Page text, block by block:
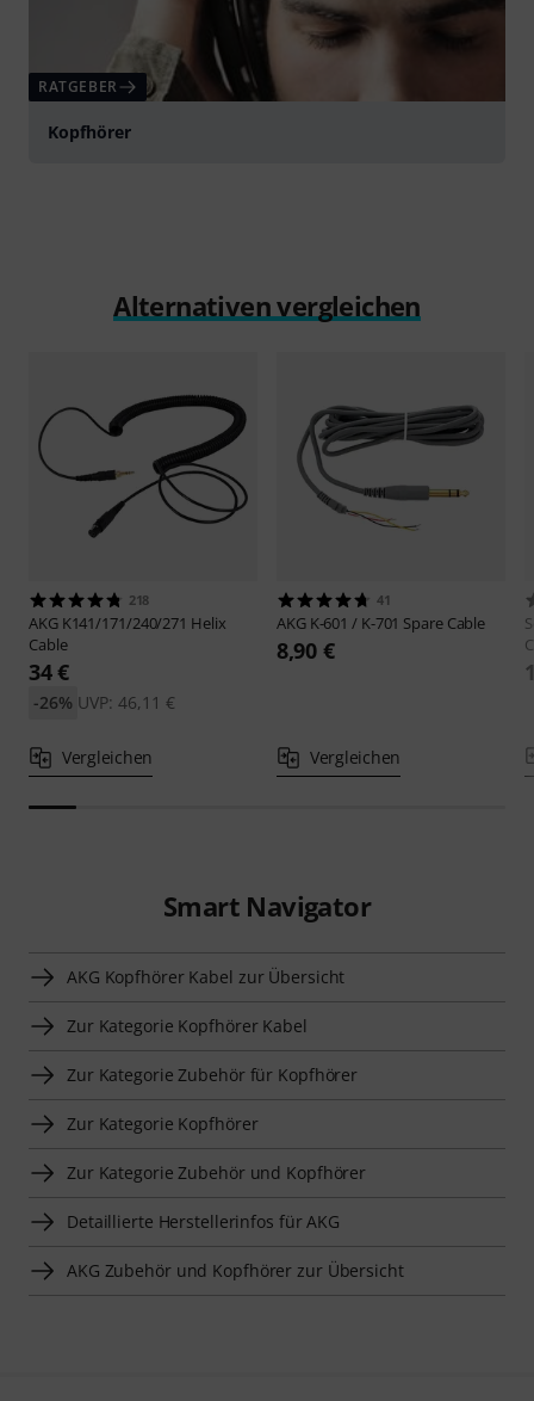
RATGEBER
Kopfhörer
Alternativen vergleichen
218
AKG K141/171/240/271 Helix
Cable
34 €
UVP: 46,11 €
-26%
Vergleichen
41
AKG K-601 / K-701 Spare Cable
8,90 €
Vergleichen
Smart Navigator
AKG Kopfhörer Kabel zur Übersicht
Zur Kategorie Kopfhörer Kabel
Zur Kategorie Zubehör für Kopfhörer
Zur Kategorie Kopfhörer
Zur Kategorie Zubehör und Kopfhörer
Detaillierte Herstellerinfos für AKG
AKG Zubehör und Kopfhörer zur Übersicht